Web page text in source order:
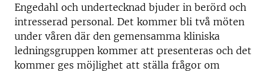
Engedahl och undertecknad bjuder in berörd och
intresserad personal. Det kommer bli två möten
under våren där den gemensamma kliniska
ledningsgruppen kommer att presenteras och det
kommer ges möjlighet att ställa frågor om